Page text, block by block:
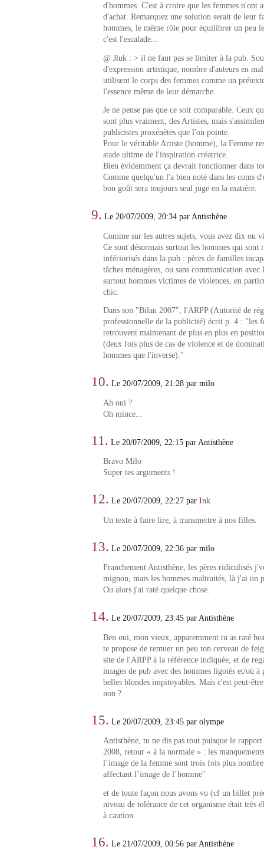
d'hommes. C'est à croire que les femmes n'ont
d'achat. Remarquez une solution serait de leur
hommes, le même rôle pour équilibrer un peu
c'est l'escalade...
@ Jluk : > il ne faut pas se limiter à la pub.
d'expression artistique, nombre d'auteurs en
utilisent le corps des femmes comme un
l'essence même de leur démarche.
Je ne pense pas que ce soit comparable. Ceux
sont plus vraiment, des Artistes, mais
publicistes proxénètes que l'on pointe.
Pour le véritable Artiste (homme), la Femme
stade ultime de l'inspiration créatrice.
Bien évidemment ça devrait fonctionner dans
Comme quelqu'un l'a bien noté dans les coms
bon goût sera toujours seul juge en la matière.
9. Le 20/07/2009, 20:34 par Antisthène
Comme sur les autres sujets, vous avez dix ou
Ce sont désormais surtout les hommes qui sont
infériorisés dans la pub : pères de familles
tâches ménagères, ou sans communication avec
surtout hommes victimes de violences, en
chic.
Dans son "Bilan 2007", l'ARPP (Autorité de
professionnelle de la publicité) écrit p. 4 : "les
retrouvent maintenant de plus en plus en
(deux fois plus de cas de violence et de
hommes que l'inverse)."
10. Le 20/07/2009, 21:28 par milo
Ah oui ?
Oh mince...
11. Le 20/07/2009, 22:15 par Antisthène
Bravo Milo
Super tes arguments !
12. Le 20/07/2009, 22:27 parInk
Un texte à faire lire, à transmettre à nos filles.
13. Le 20/07/2009, 22:36 par milo
Franchement Antisthène, les pères ridiculisés
mignon, mais les hommes maltraités, là j'ai un
Ou alors j'ai raté quelque chose.
14. Le 20/07/2009, 23:45 par Antisthène
Ben oui, mon vieux, apparemment tu as raté
te propose de remuer un peu ton cerveau de
site de l'ARPP à la référence indiquée, et de
images de pub avec des hommes ligotés et/où à
belles blondes impitoyables. Mais c'est peut-
non ?
15. Le 20/07/2009, 23:45 par olympe
Antisthène, tu ne dis pas tout puisque le
2008, retour « à la normale » : les
l’image de la femme sont trois fois plus
affectant l’image de l’homme"
et de toute façon nous avons vu (cf un billet
niveau de tolérance de cet organisme était très
à caution
16. Le 21/07/2009, 00:56 par Antisthène